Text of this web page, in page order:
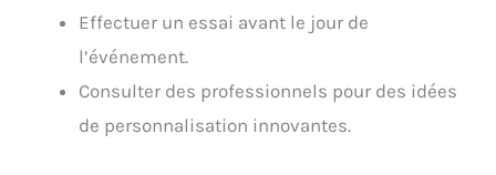
Effectuer un essai avant le jour de
l’événement.
Consulter des professionnels pour des idées
de personnalisation innovantes.